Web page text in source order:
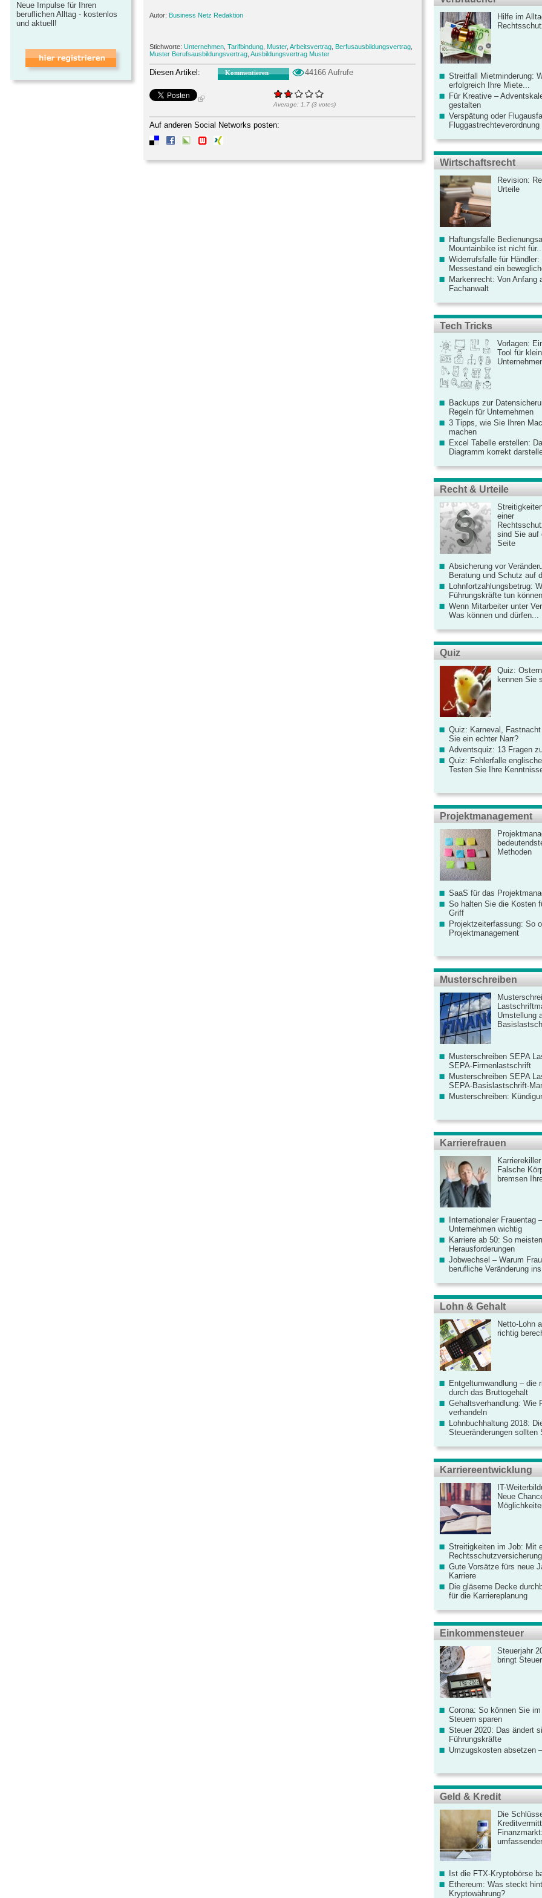
Autor: Business Netz Redaktion
Stichworte: Unternehmen Tarifbindung Muster, Arbeitsvertrag Berfusausbildungsvertrag
Muster Berufsausbildungsvertrag Ausbildungsvertrag Muster
Diesen Artikel: Kommentieren 44166 Aufrufe
Average: 1.7 (3 votes)
Auf anderen Social Networks posten:
Neue Impulse für Ihren
beruflichen Alltag - kostenlos
und aktuell!
Hilfe im
Streitfall Mietminderung:
erfolgreich Ihre Miete...
Für Kreative –
gestalten
Verspätung oder
Wirtschaftsrecht
Revision:
Urteile
Haftungsfalle
Mountainbike ist nicht
Widerrufsfalle für
Messestand ein
Markenrecht: Von Anfang
Fachanwalt
Tech Tricks
Vorlagen:
Tool für
Backups zur
Regeln für Unternehmen
3 Tipps, wie Sie Ihren
machen
Excel Tabelle erstellen:
Diagramm korrekt
Recht & Urteile
einer
sind Sie auf
Seite
Absicherung vor
Beratung und Schutz auf
Lohnfortzahlungsbetrug:
Führungskräfte tun können
Wenn Mitarbeiter unter
Was können und dürfen...
Quiz
Quiz:
kennen Sie
Quiz: Karneval,
Sie ein echter Narr?
Adventsquiz: 13 Fragen
Quiz: Fehlerfalle
Testen Sie Ihre
Projektmanagement
Methoden
SaaS für das
So halten Sie die Kosten
Griff
Projektzeiterfassung: So
Projektmanagement
Musterschreiben
Umstellung
Musterschreiben SEPA
SEPA-Firmenlastschrift
Musterschreiben SEPA
SEPA-Basislastschrift-
Musterschreiben:
Karrierefrauen
Falsche
bremsen
Internationaler Frauentag
Unternehmen wichtig
Karriere ab 50: So
Herausforderungen
Jobwechsel – Warum
berufliche Veränderung
Lohn & Gehalt
Netto-Lohn
richtig
Entgeltumwandlung – die
durch das Bruttogehalt
Gehaltsverhandlung: Wie
verhandeln
Lohnbuchhaltung 2018:
Steueränderungen sollten
Karriereentwicklung
IT-
Neue
Streitigkeiten im Job: Mit
Gute Vorsätze fürs neue
Karriere
Die gläserne Decke
für die Karriereplanung
Einkommensteuer
Steuerjahr
bringt
Corona: So können Sie
Steuern sparen
Steuer 2020: Das ändert
Führungskräfte
Umzugskosten absetzen
Geld & Kredit
Die
Ist die FTX-Kryptobörse
Ethereum: Was steckt
Kryptowährung?